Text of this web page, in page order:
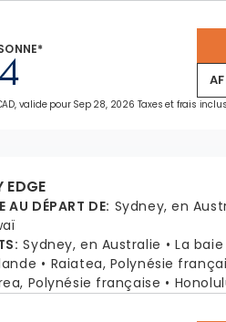
valide pour Sep 28, 2026 Taxes et frais
EDGE
AU DÉPART DE: Sydney, en
: Sydney, en Australie
La
Raiatea, Polynésie
Polynésie française